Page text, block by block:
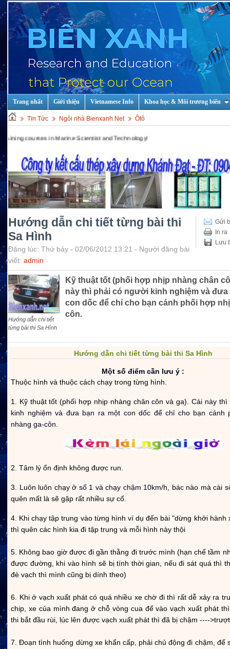
Trang nhất Giới thiệu Vietnamese Info Khoa học & Môi trương biển
Tin Tức Ngôi nhà Bienxanh.Net Ôtô
Marine Scientist and Technology!
Gửi
In ra
Lưu
Hướng dẫn chi tiết từng bài thi
Sa Hình
Đăng lúc: Thứ bảy - 02/06/2012 13:21 - Người đăng bài
viết: admin
Hướng dẫn chi tiết
từng bài thi Sa Hình
Kỹ thuật tốt (phối hợp nhịp nhàng chân
này thì phải có người kinh nghiệm và đưa
con dốc để chỉ cho bạn cánh phối hợp
côn.
Hướng dẫn chi tiết từng bài thi Sa Hình
Một số điểm cần lưu ý :
Thuộc hình và thuộc cách chạy trong từng hình.
1. Kỹ thuật tốt (phối hợp nhịp nhàng chân côn và ga). Cái này thì
kinh nghiệm và đưa bạn ra một con dốc để chỉ cho bạn cánh
nhàng ga-côn.
2. Tâm lý ổn định không được run.
3. Luôn luôn chạy ở số 1 và chạy chậm 10km/h, bác nào mà cài
quên mất là sẽ gặp rất nhiều sự cố.
4. Khi chạy tập trung vào từng hình ví dụ đến bài "dừng khởi hành
thì quên các hình kia đi tập trung và mỗi hình này thội
5. Không bao giờ được đi gần thằng đi trước mình (hạn chế tầm
được đường, khi vào hình sẽ bị tính thời gian, nếu đi sát quá thì
đè vạch thì mình cũng bị dính theo)
6. Khi ở vạch xuất phát có quá nhiều xe chờ đi thì rất dễ xảy ra
chip, xe của mình đang ở chỗ vòng cua để vào vạch xuất phát
thi bắt đầu rùi, lúc lên được vạch xuất phát thì đã bị chậm ----
7. Đoạn tình huống dừng xe khẩn cấp, phải chủ động đi chậm, để